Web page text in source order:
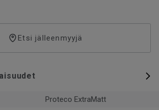
Etsi jälleenmyyjä
Proteco ExtraMatt